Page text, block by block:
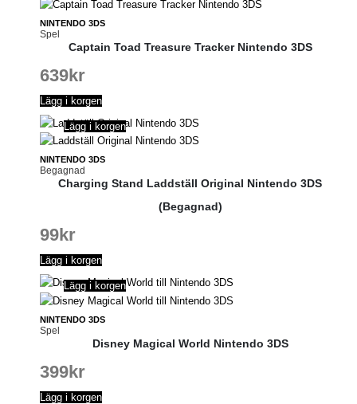
NINTENDO 3DS
Spel
Captain Toad Treasure Tracker Nintendo 3DS
639kr
Lägg i korgen
NINTENDO 3DS
Begagnad
Lägg i korgen
Charging Stand Laddställ Original Nintendo 3DS
(Begagnad)
99kr
Lägg i korgen
NINTENDO 3DS
Spel
Lägg i korgen
Disney Magical World Nintendo 3DS
399kr
Lägg i korgen